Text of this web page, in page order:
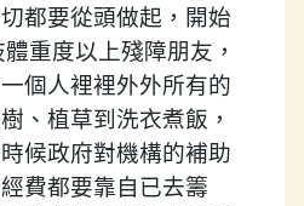
都要從頭做起，開始
重度以上殘障朋友，
個人裡裡外外所有的
、植草到洗衣煮飯，
候政府對機構的補助
費都要靠自已去籌